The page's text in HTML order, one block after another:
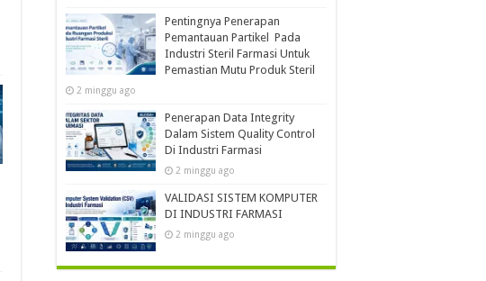
Pentingnya Penerapan
Pemantauan Partikel Pada
Industri Steril Farmasi Untuk
Pemastian Mutu Produk Steril
2 minggu ago
Penerapan Data Integrity
Dalam Sistem Quality Control
Di Industri Farmasi
2 minggu ago
VALIDASI SISTEM KOMPUTER
DI INDUSTRI FARMASI
2 minggu ago